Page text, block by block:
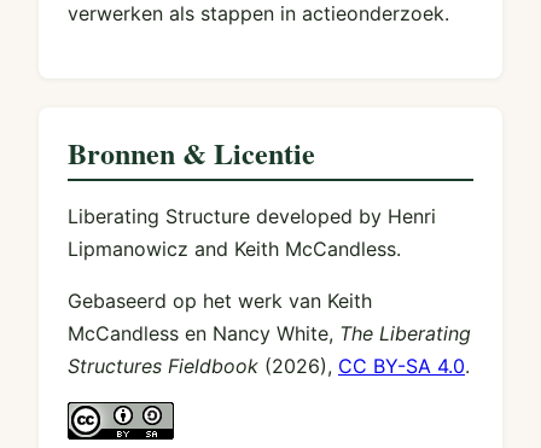
verwerken als stappen in actieonderzoek.
Bronnen & Licentie
Liberating Structure developed by Henri
Lipmanowicz and Keith McCandless.
Gebaseerd op het werk van Keith
McCandless en Nancy White, The Liberating
Structures Fieldbook (2026), CC BY-SA 4.0.